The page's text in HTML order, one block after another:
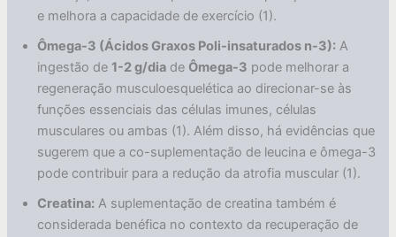
e melhora a capacidade de exercício (1).
Ômega-3 (Ácidos Graxos Poli-insaturados n-3): A
ingestão de 1-2 g/dia de Ômega-3 pode melhorar a
regeneração musculoesquelética ao direcionar-se às
funções essenciais das células imunes, células
musculares ou ambas (1). Além disso, há evidências que
sugerem que a co-suplementação de leucina e ômega-3
pode contribuir para a redução da atrofia muscular (1).
Creatina: A suplementação de creatina também é
considerada benéfica no contexto da recuperação de